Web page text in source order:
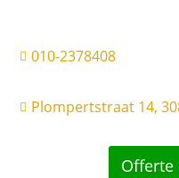
 010-2378408
 Plompertstraat 14,
Offerte